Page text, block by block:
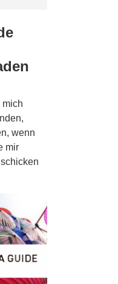
mich
wenn
mir